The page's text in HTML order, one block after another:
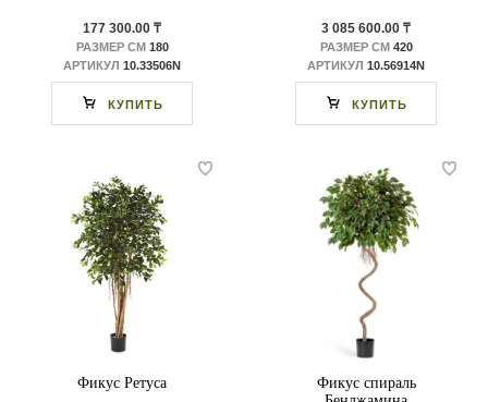
177 300.00 ₸
РАЗМЕР СМ 180
АРТИКУЛ 10.33506N
КУПИТЬ
3 085 600.00 ₸
РАЗМЕР СМ 420
АРТИКУЛ 10.56914N
КУПИТЬ
Фикус Ретуса
Фикус спираль